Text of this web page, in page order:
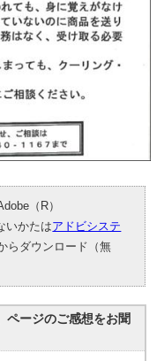
（R）
いかたはアドビシステ
らダウンロード（無
ページのご感想をお聞